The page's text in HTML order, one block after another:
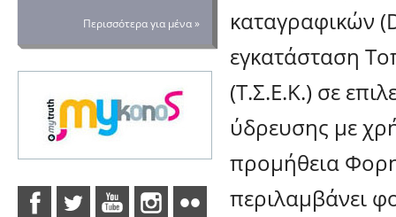
Περισσότερα για μένα »
καταγραφικών
εγκατάσταση
(Τ.Σ.Ε.Κ.) σε
ύδρευσης με
προμήθεια
περιλαμβάνει